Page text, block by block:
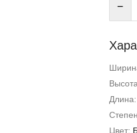
−
Длина:
Цвет: